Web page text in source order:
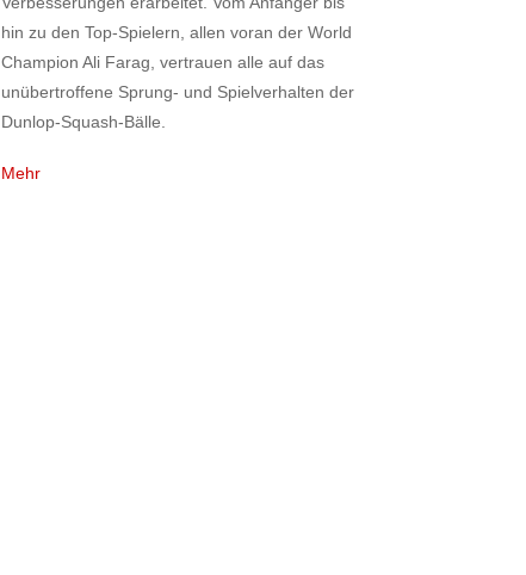
hin zu den Top-Spielern, allen voran der World
Champion Ali Farag, vertrauen alle auf das
unübertroffene Sprung- und Spielverhalten der
Dunlop-Squash-Bälle.
Mehr